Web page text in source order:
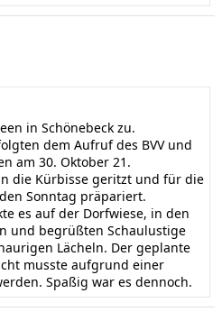
in Schönebeck zu.
dem Aufruf des BVV und
am 30. Oktober 21.
die Kürbisse geritzt und für die
Sonntag präpariert.
es auf der Dorfwiese, in den
und begrüßten Schaulustige
Lächeln. Der geplante
musste aufgrund einer
Spaßig war es dennoch.